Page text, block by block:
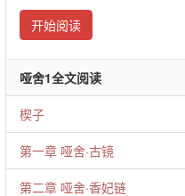
开始阅读
哑舍1全文阅读
楔子
第一章 哑舍·古镜
第二章 哑舍·香妃链